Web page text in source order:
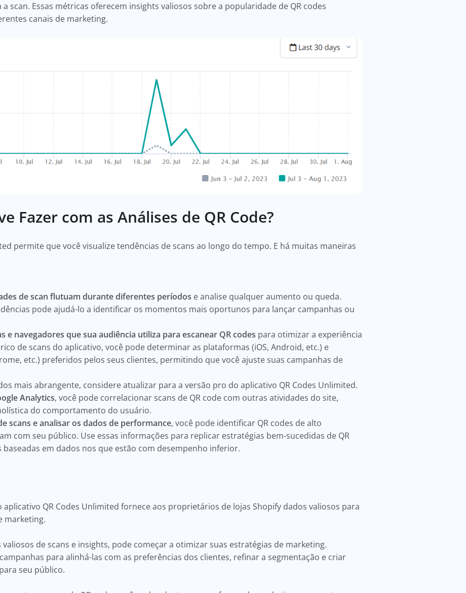
scan. Essas métricas oferecem insights valiosos sobre a popularidade de QR codes
canais de marketing.
Fazer com as Análises de QR Code?
permite que você visualize tendências de scans ao longo do tempo. E há muitas maneiras
de scan flutuam durante diferentes períodos e analise qualquer aumento ou queda.
pode ajudá-lo a identificar os momentos mais oportunos para lançar campanhas ou
e navegadores que sua audiência utiliza para escanear QR codes para otimizar a experiência
de scans do aplicativo, você pode determinar as plataformas (iOS, Android, etc.) e
etc.) preferidos pelos seus clientes, permitindo que você ajuste suas campanhas de
mais abrangente, considere atualizar para a versão pro do aplicativo QR Codes Unlimited.
Analytics, você pode correlacionar scans de QR code com outras atividades do site,
do comportamento do usuário.
scans e analisar os dados de performance, você pode identificar QR codes de alto
com seu público. Use essas informações para replicar estratégias bem-sucedidas de QR
em dados nos que estão com desempenho inferior.
aplicativo QR Codes Unlimited fornece aos proprietários de lojas Shopify dados valiosos para
marketing.
de scans e insights, pode começar a otimizar suas estratégias de marketing.
para alinhá-las com as preferências dos clientes, refinar a segmentação e criar
seu público.